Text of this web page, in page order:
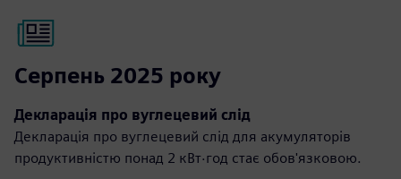
Серпень 2025 року
Декларація про вуглецевий слід
Декларація про вуглецевий слід для акумуляторів
продуктивністю понад 2 кВт·год стає обов'язковою.